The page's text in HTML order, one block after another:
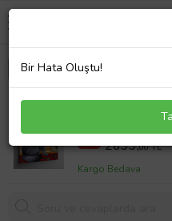
Kanvas Tablo Kül
%23 3500,00 TL
2699,00 TL
Kargo Bedava
Bir Hata Oluştu!